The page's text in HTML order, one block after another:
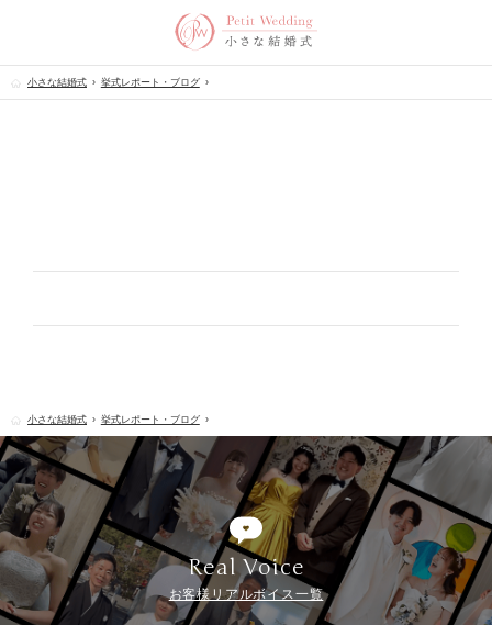
小さな結婚式 挙式レポート・ブログ
小さな結婚式 挙式レポート・ブログ
Real Voice
お客様リアルボイス一覧